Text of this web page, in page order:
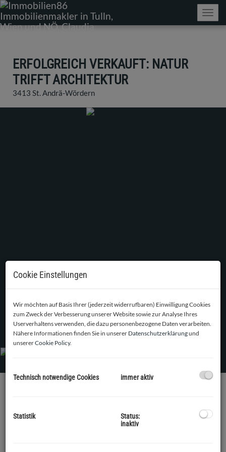
ERFOLGREICH VERKAUFT: NATUR
TRIFFT ARCHITEKTUR
3413 St. Andrä-Wördern
Außenansicht
Zum Verkauf kommt ein idyllisch in Unterkirchbach im
Cookie Einstellungen
Wir möchten auf Basis Ihrer (jederzeit widerrufbaren) Einwilligung Cookies
zum Zweck der Verbesserung unserer Website sowie zur Analyse Ihres
Userverhaltens verwenden, die dazu personenbezogene Daten verarbeiten.
Nähere Informationen finden Sie in unserer Datenschutzerklärungund
unsererCookie Policy.
Technisch notwendige Cookies immer aktiv
Statistik
Status:
inaktiv